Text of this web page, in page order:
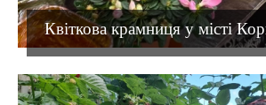
Квіткова крамниця у місті